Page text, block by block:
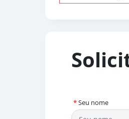
*Seu nome